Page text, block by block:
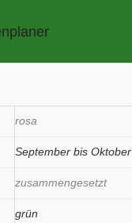
rosa
September bis Oktober
zusammengesetzt
grün